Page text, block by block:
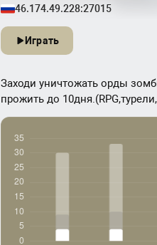
46.174.49.228:27015
Играть
Заходи уничтожать орды
прожить до